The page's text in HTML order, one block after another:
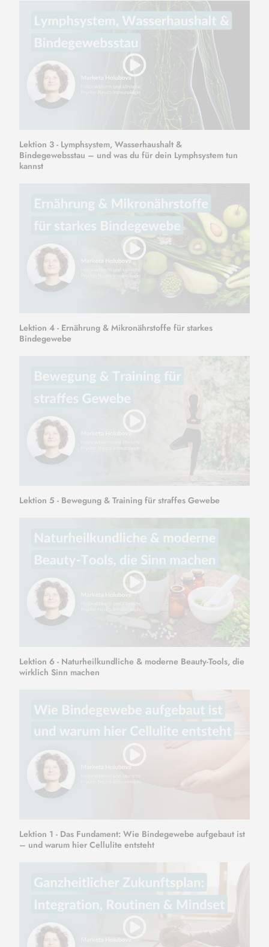
Lektion 3 - Lymphsystem, Wasserhaushalt &
Bindegewebsstau – und was du für dein Lymphsystem tun
kannst
Lektion 4 - Ernährung & Mikronährstoffe für starkes
Bindegewebe
Lektion 5 - Bewegung & Training für straffes Gewebe
Lektion 6 - Naturheilkundliche & moderne Beauty-Tools, die
wirklich Sinn machen
Lektion 1 - Das Fundament: Wie Bindegewebe aufgebaut ist
– und warum hier Cellulite entsteht